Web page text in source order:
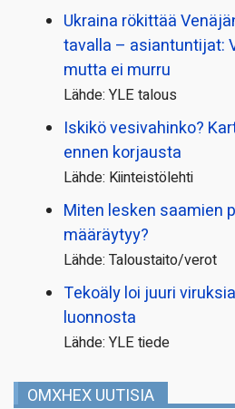
Ukraina rökittää
tavalla – asiantuntijat:
mutta ei murru
Lähde: YLE talous
Iskikö vesivahinko?
ennen korjausta
Lähde: Kiinteistölehti
Miten lesken saamien
määräytyy?
Lähde: Taloustaito/verot
Tekoäly loi juuri
luonnosta
Lähde: YLE tiede
OMXHEX UUTISIA